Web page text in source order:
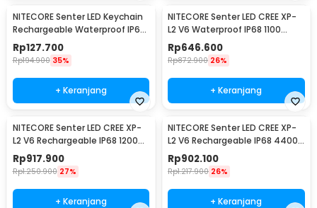
NITECORE Senter LED Keychain
Rechargeable Waterproof IP65
55 Lumens - Tube V2.0
Rp127.700
Rp194.900 35%
+ Keranjang
NITECORE Senter LED CREE XP-
L2 V6 Waterproof IP68 1100
Lumens - P10 V2
Rp646.600
Rp872.900 26%
+ Keranjang
NITECORE Senter LED CREE XP-
L2 V6 Rechargeable IP68 1200
Lumens - MH12 V2
Rp917.900
Rp1.250.900 27%
+ Keranjang
NITECORE Senter LED CREE XP-
L2 V6 Rechargeable IP68 4400
Lumens - E4K
Rp902.100
Rp1.217.900 26%
+ Keranjang